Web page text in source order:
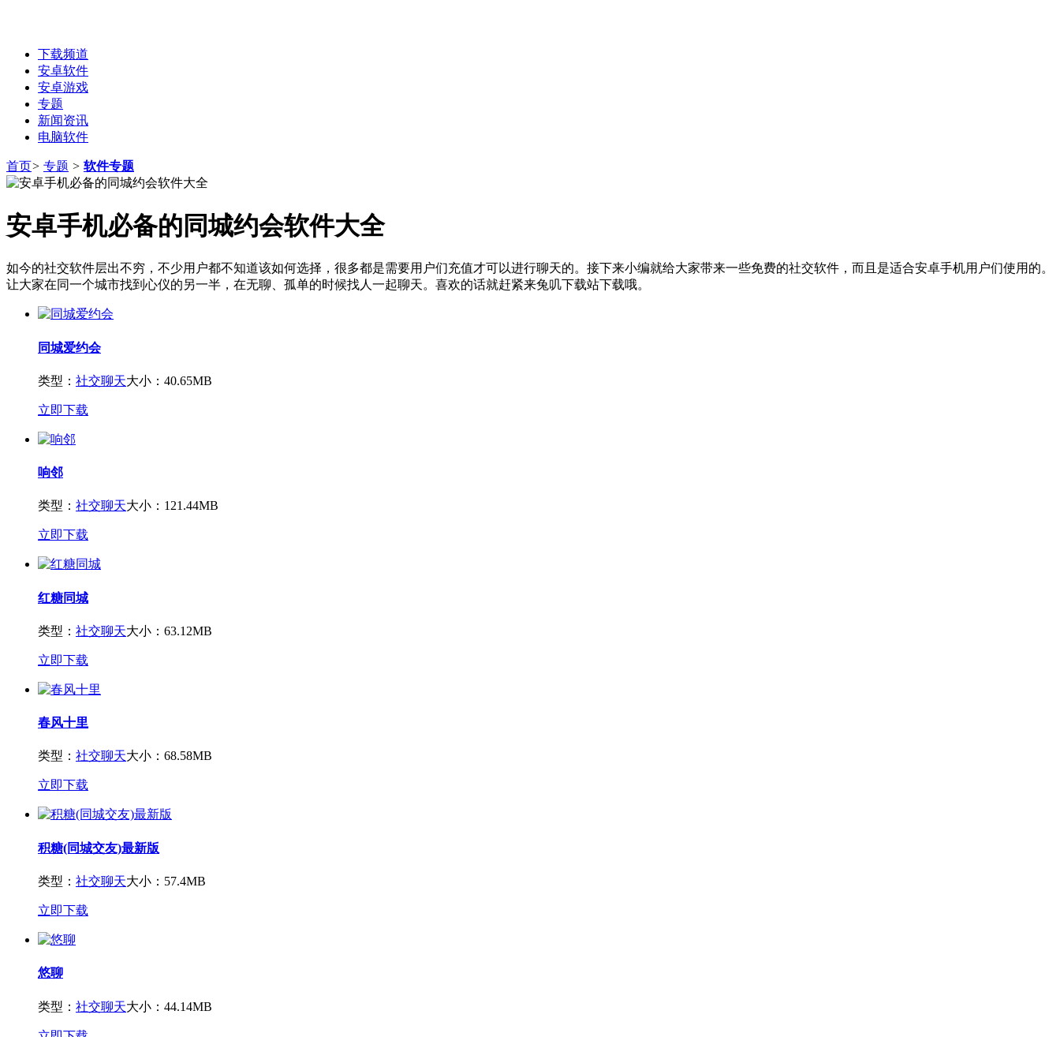
下载频道
安卓软件
安卓游戏
专题
新闻资讯
电脑软件
首页> 专题 > 软件专题
安卓手机必备的同城约会软件大全
如今的社交软件层出不穷，不少用户都不知道该如何选择，很多都是需要用户们充值才可以进行聊天的。接下来小编就给大家带来一些免费的社交软件，而且是适合安卓手机用户们使用的。
让大家在同一个城市找到心仪的另一半，在无聊、孤单的时候找人一起聊天。喜欢的话就赶紧来兔叽下载站下载哦。
同城爱约会
类型： 社交聊天大小：40.65MB
立即下载
响邻
类型： 社交聊天大小：121.44MB
立即下载
红糖同城
类型： 社交聊天大小：63.12MB
立即下载
春风十里
类型： 社交聊天大小：68.58MB
立即下载
积糖(同城交友)最新版
类型： 社交聊天大小：57.4MB
立即下载
悠聊
类型： 社交聊天大小：44.14MB